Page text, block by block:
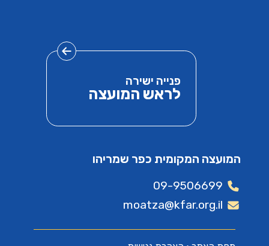
פנייה ישירה
לראש המועצה
המועצה המקומית כפר שמריהו
09-9506699
moatza@kfar.org.il